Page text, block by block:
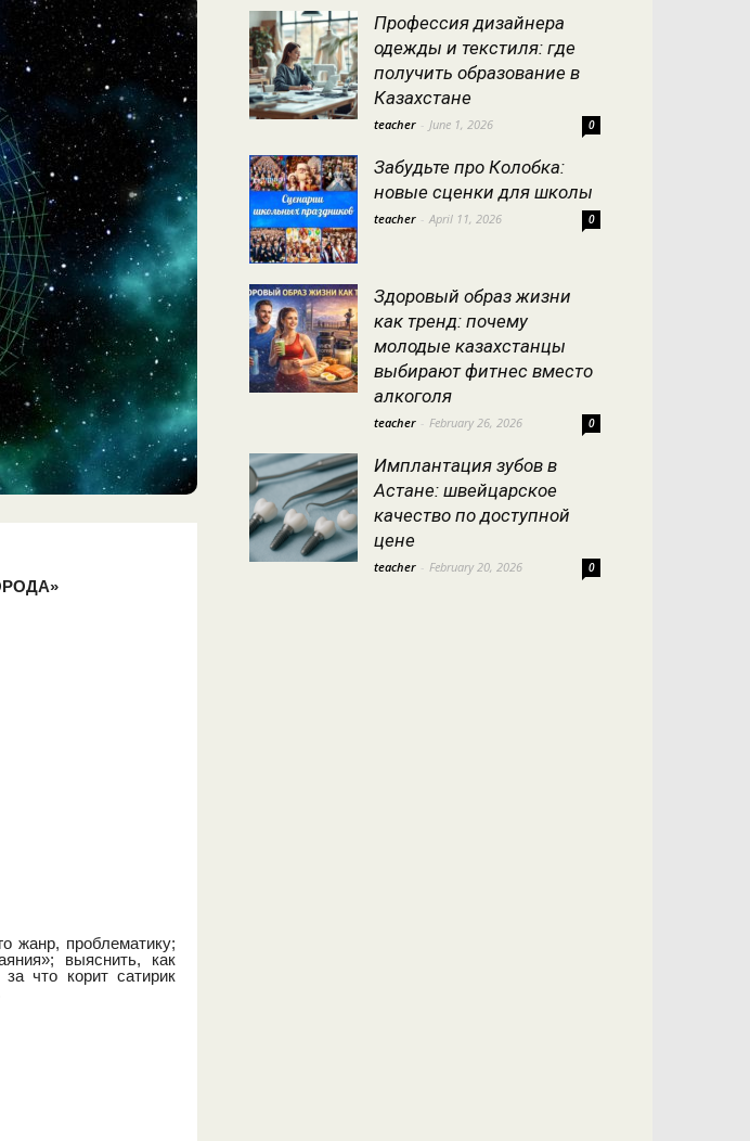
КАЛЕНДАРНОЕ
ПЛАНИРОВАНИЕ
УРОКОВ
жанр, проблематику;
выяснить, как
что корит сатирик
Профессия дизайнера
одежды и текстиля: где
получить образование в
Казахстане
teacher - June 1, 2026 0
Забудьте про Колобка:
новые сценки для школы
teacher - April 11, 2026 0
Здоровый образ жизни
как тренд: почему
молодые казахстанцы
выбирают фитнес вместо
алкоголя
teacher - February 26, 2026 0
Имплантация зубов в
Астане: швейцарское
качество по доступной
цене
teacher - February 20, 2026 0